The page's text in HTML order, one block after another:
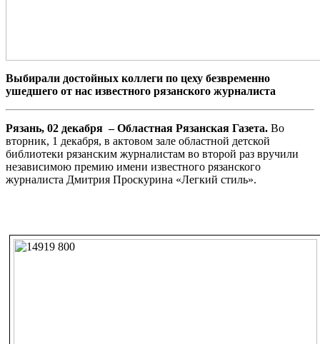
Выбирали достойных коллеги по цеху безвременно
ушедшего от нас известного рязанского журналиста
Рязань, 02 декабря – Областная Рязанская Газета. Во
вторник, 1 декабря, в актовом зале областной детской
библиотеки рязанским журналистам во второй раз вручили
независимою премию имени известного рязанского
журналиста Дмитрия Проскурина «Легкий стиль».